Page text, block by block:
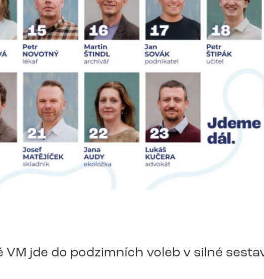
VM jde do podzimních voleb v silné